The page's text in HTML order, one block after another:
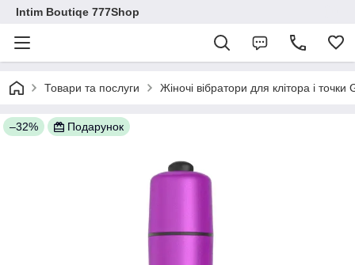
Intim Boutiqe 777Shop
Товари та послуги Жіночі вібратори для клітора і
–32% Подарунок